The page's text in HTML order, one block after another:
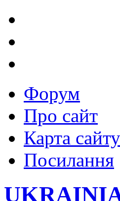
Форум
Про сайт
Карта сайту
Посилання